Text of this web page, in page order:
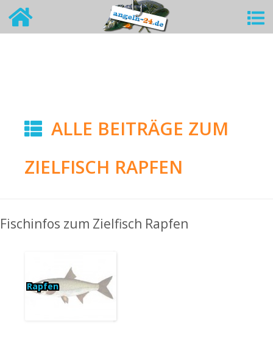
ALLE BEITRÄGE ZUM
ZIELFISCH RAPFEN
Fischinfos zum Zielfisch Rapfen
Rapfen